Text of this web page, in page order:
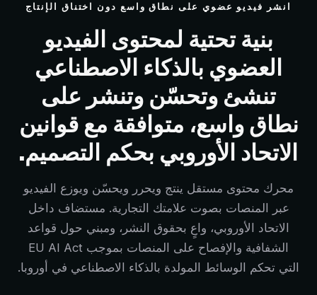
انشر فيديو عضوي على نطاق واسع دون اختناق الإنتاج
بنية تحتية لمحتوى الفيديو
العضوي بالذكاء الاصطناعي
تنشئ وتحسّن وتنشر على
نطاق واسع، متوافقة مع قوانين
الاتحاد الأوروبي بحكم التصميم.
محرك محتوى مستقل ينتج ويحرر ويحسّن ويوزع الفيديو
عبر المنصات بصوت علامتك التجارية. مستضاف داخل
الاتحاد الأوروبي، واعٍ بحقوق النشر، ومبني حول قواعد
الشفافية والإفصاح على المنصات بموجب EU AI Act
التي تحكم الوسائط المولدة بالذكاء الاصطناعي في أوروبا.